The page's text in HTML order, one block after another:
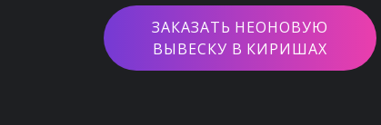
ЗАКАЗАТЬ НЕОНОВУЮ
ВЫВЕСКУ В КИРИШАХ